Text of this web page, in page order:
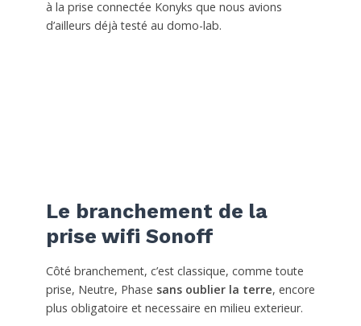
à la prise connectée Konyks que nous avions
d’ailleurs déjà testé au domo-lab.
Le branchement de la
prise wifi Sonoff
Côté branchement, c’est classique, comme toute
prise, Neutre, Phase sans oublier la terre, encore
plus obligatoire et necessaire en milieu exterieur.